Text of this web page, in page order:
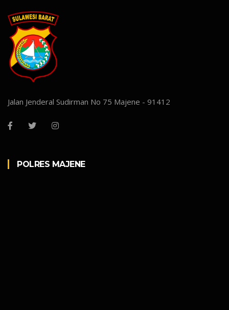
Jalan Jenderal Sudirman No 75 Majene - 91412
POLRES MAJENE